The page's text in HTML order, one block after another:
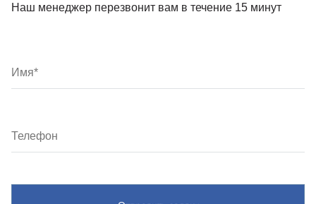
Наш менеджер перезвонит вам в течение 15 минут